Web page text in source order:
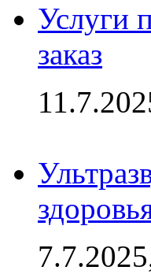
Услуги
заказ